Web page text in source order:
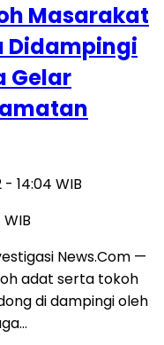
Masarakat
Didampingi
Gelar
14:04 WIB
News.Com —
adat serta tokoh
di dampingi oleh